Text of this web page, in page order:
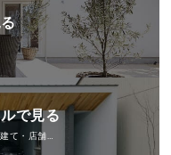
で見る
て・店舗…